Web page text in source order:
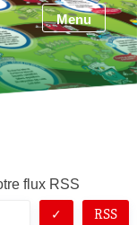
Menu
flux RSS
RSS